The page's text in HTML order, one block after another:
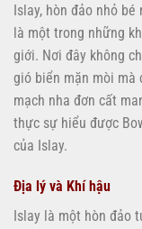
Islay, hòn đảo nhỏ
là một trong những
giới. Nơi đây không
gió biển mặn mòi mà
mạch nha đơn cất
thực sự hiểu được
của Islay.
Địa lý và Khí hậu
Islay là một hòn đảo